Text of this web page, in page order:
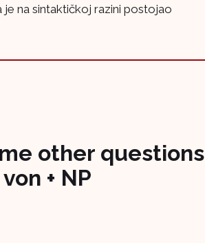
je na sintaktičkoj razini postojao
other questions
+ NP